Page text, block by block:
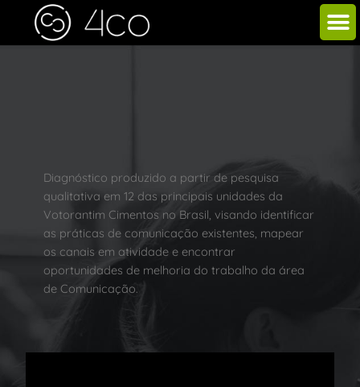
Diagnóstico produzido a partir de pesquisa
qualitativa em 12 das principais unidades da
Votorantim Cimentos no Brasil, visando identificar
as práticas de comunicação existentes, mapear
os canais em atividade e encontrar
oportunidades de melhoria do trabalho da área
de Comunicação.